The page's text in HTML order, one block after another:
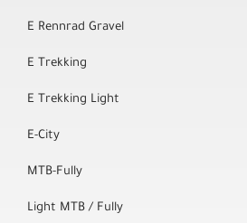
E Rennrad Gravel
E Trekking
E Trekking Light
E-City
MTB-Fully
Light MTB / Fully